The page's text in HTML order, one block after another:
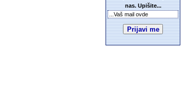
nas. Upišite...